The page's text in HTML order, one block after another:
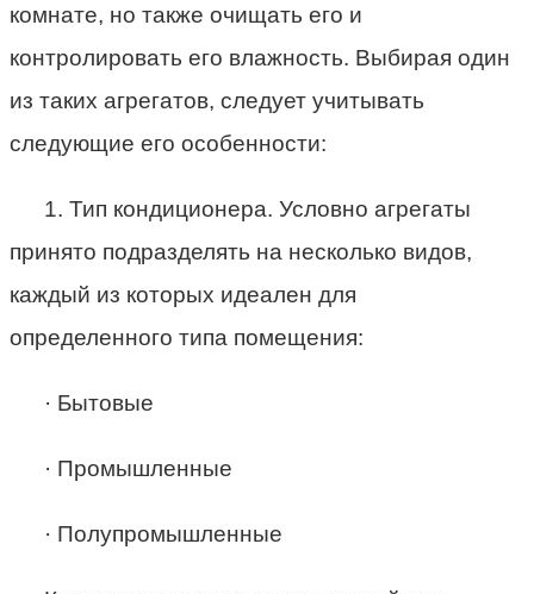
комнате, но также очищать его и
контролировать его влажность. Выбирая один
из таких агрегатов, следует учитывать
следующие его особенности:
1. Тип кондиционера. Условно агрегаты
принято подразделять на несколько видов,
каждый из которых идеален для
определенного типа помещения:
· Бытовые
· Промышленные
· Полупромышленные